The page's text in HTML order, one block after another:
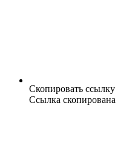
Скопировать ссылку
Ссылка скопирована